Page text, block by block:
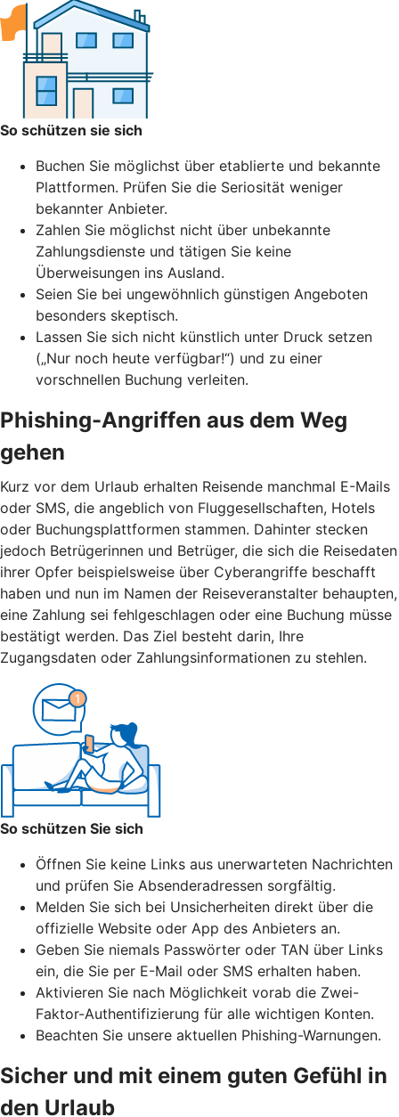
So schützen sie sich
Buchen Sie möglichst über etablierte und bekannte
Plattformen. Prüfen Sie die Seriosität weniger
bekannter Anbieter.
Zahlen Sie möglichst nicht über unbekannte
Zahlungsdienste und tätigen Sie keine
Überweisungen ins Ausland.
Seien Sie bei ungewöhnlich günstigen Angeboten
besonders skeptisch.
Lassen Sie sich nicht künstlich unter Druck setzen
(„Nur noch heute verfügbar!“) und zu einer
vorschnellen Buchung verleiten.
Phishing-Angriffen aus dem Weg
gehen
Kurz vor dem Urlaub erhalten Reisende manchmal E-Mails
oder SMS, die angeblich von Fluggesellschaften, Hotels
oder Buchungsplattformen stammen. Dahinter stecken
jedoch Betrügerinnen und Betrüger, die sich die Reisedaten
ihrer Opfer beispielsweise über Cyberangriffe beschafft
haben und nun im Namen der Reiseveranstalter behaupten,
eine Zahlung sei fehlgeschlagen oder eine Buchung müsse
bestätigt werden. Das Ziel besteht darin, Ihre
Zugangsdaten oder Zahlungsinformationen zu stehlen.
So schützen Sie sich
Öffnen Sie keine Links aus unerwarteten Nachrichten
und prüfen Sie Absenderadressen sorgfältig.
Melden Sie sich bei Unsicherheiten direkt über die
offizielle Website oder App des Anbieters an.
Geben Sie niemals Passwörter oder TAN über Links
ein, die Sie per E-Mail oder SMS erhalten haben.
Aktivieren Sie nach Möglichkeit vorab die Zwei-
Faktor-Authentifizierung für alle wichtigen Konten.
Beachten Sie unsere aktuellen Phishing-Warnungen.
Sicher und mit einem guten Gefühl in
den Urlaub